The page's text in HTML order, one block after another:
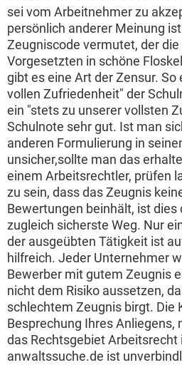
sei vom Arbeitnehmer zu
persönlich anderer Meinung
Zeugniscode vermutet, der
Vorgesetzten in schöne
gibt es eine Art der Zensur.
vollen Zufriedenheit" der
ein "stets zu unserer vollsten
Schulnote sehr gut. Ist man
anderen Formulierung in
unsicher,sollte man das
einem Arbeitsrechtler, prüfen
zu sein, dass das Zeugnis
Bewertungen beinhält, ist dies
zugleich sicherste Weg. Nur
der ausgeübten Tätigkeit ist
hilfreich. Jeder Unternehmer
Bewerber mit gutem Zeugnis
nicht dem Risiko aussetzen,
schlechtem Zeugnis birgt. Die
Besprechung Ihres
das Rechtsgebiet Arbeitsrecht
anwaltssuche.de ist